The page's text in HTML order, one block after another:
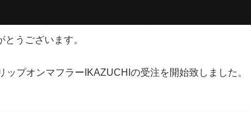
うございます。
プオンマフラーIKAZUCHIの受注を開始致しました。